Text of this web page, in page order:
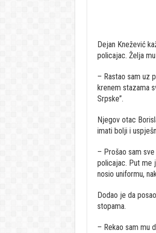
Dejan Knežević
policajac. Želja
– Rastao sam uz
krenem stazama
Srpske”.
Njegov otac
imati bolji i
– Prošao sam
policajac. Put me
nosio uniformu,
Dodao je da
stopama.
– Rekao sam mu